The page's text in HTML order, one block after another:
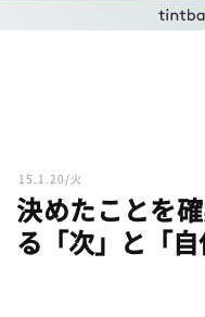
15.1.20/火
決めたことを
る「次」と「自